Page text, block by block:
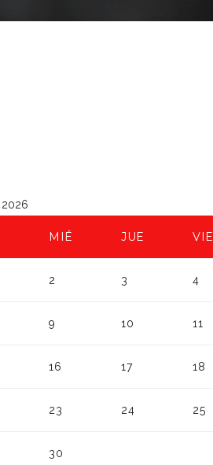
2026
MIÉ JUE
2 3 4
9 10 11
16 17 18
23 24 25
30